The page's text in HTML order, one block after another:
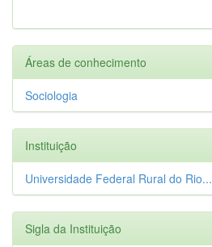
Áreas de conhecimento
Sociologia
Instituição
Universidade Federal Rural do Rio...
Sigla da Instituição